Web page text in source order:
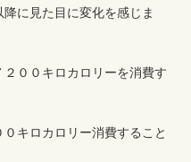
に見た目に変化を感じま
００キロカロリーを消費す
キロカロリー消費すること